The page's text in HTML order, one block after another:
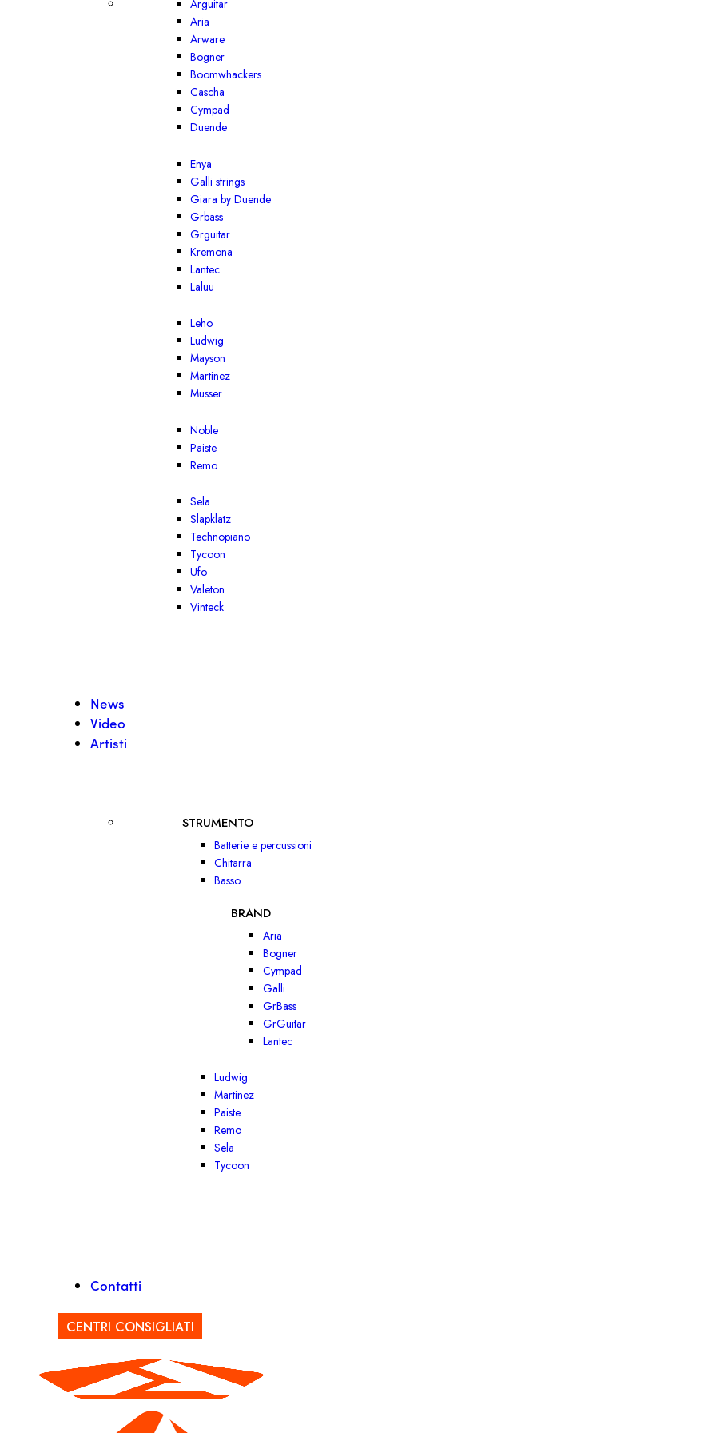
Arguitar
Aria
Arware
Bogner
Boomwhackers
Cascha
Cympad
Duende
Enya
Galli strings
Giara by Duende
Grbass
Grguitar
Kremona
Lantec
Laluu
Leho
Ludwig
Mayson
Martinez
Musser
Noble
Paiste
Remo
Sela
Slapklatz
Technopiano
Tycoon
Ufo
Valeton
Vinteck
News
Video
Artisti
STRUMENTO
Batterie e percussioni
Chitarra
Basso
BRAND
Aria
Bogner
Cympad
Galli
GrBass
GrGuitar
Lantec
Ludwig
Martinez
Paiste
Remo
Sela
Tycoon
Contatti
CENTRI CONSIGLIATI